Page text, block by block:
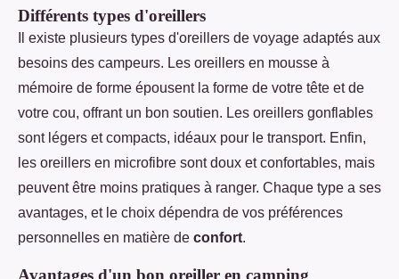
Différents types d'oreillers
Il existe plusieurs types d'oreillers de voyage adaptés aux
besoins des campeurs. Les oreillers en mousse à
mémoire de forme épousent la forme de votre tête et de
votre cou, offrant un bon soutien. Les oreillers gonflables
sont légers et compacts, idéaux pour le transport. Enfin,
les oreillers en microfibre sont doux et confortables, mais
peuvent être moins pratiques à ranger. Chaque type a ses
avantages, et le choix dépendra de vos préférences
personnelles en matière de confort.
Avantages d'un bon oreiller en camping